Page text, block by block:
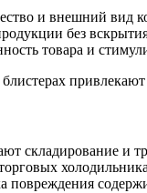
и внешний вид
без
товара и
складирование и
повреждения